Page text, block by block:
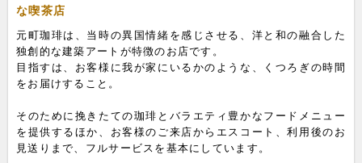
な喫茶店
元町珈琲は、当時の異国情緒を感じさせる、洋と和の融合した
独創的な建築アートが特徴のお店です。
目指すは、お客様に我が家にいるかのような、くつろぎの時間
をお届けすること。
そのために挽きたての珈琲とバラエティ豊かなフードメニュー
を提供するほか、お客様のご来店からエスコート、利用後のお
見送りまで、フルサービスを基本にしています。